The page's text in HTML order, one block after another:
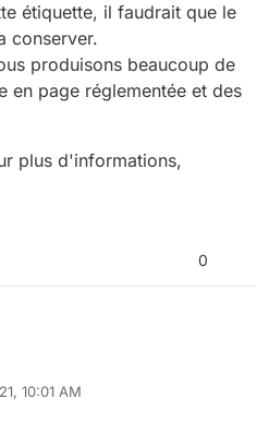
étiquette, il faudrait que le
conserver.
produisons beaucoup de
en page réglementée et des
plus d'informations,
0
pouvoir conserver l'étiquette
10:01 AM